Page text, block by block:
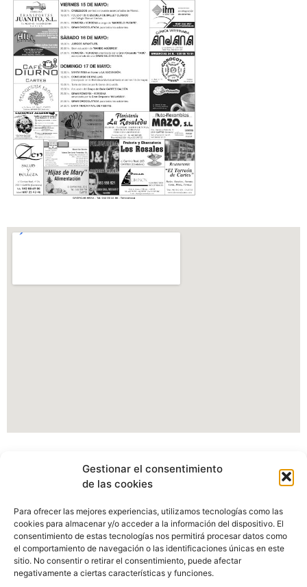
Gestionar el consentimiento
de las cookies
Para ofrecer las mejores experiencias, utilizamos tecnologías como las
cookies para almacenar y/o acceder a la información del dispositivo. El
consentimiento de estas tecnologías nos permitirá procesar datos como
el comportamiento de navegación o las identificaciones únicas en este
sitio. No consentir o retirar el consentimiento, puede afectar
negativamente a ciertas características y funciones.
Información Portal web Ayuntamiento de
pudiendo verse afectados algunos apartados, imagenes o
enlaces.
Disculpen las molestias.